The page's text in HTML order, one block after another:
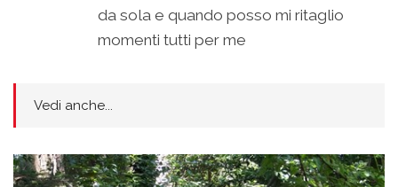
da sola e quando posso mi ritaglio
momenti tutti per me
Vedi anche...